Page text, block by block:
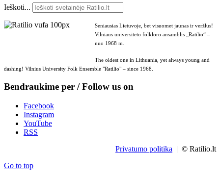
Ieškoti...
Seniausias Lietuvoje, bet visuomet jaunas ir veržlus!
Vilniaus universiteto folkloro ansamblis „Ratilio“ –
nuo 1968 m.
The oldest one in Lithuania, yet always young and
dashing! Vilnius University Folk Ensemble "Ratilio" – since 1968.
Bendraukime per / Follow us on
Facebook
Instagram
YouTube
RSS
Privatumo politika | © Ratilio.lt
Go to top